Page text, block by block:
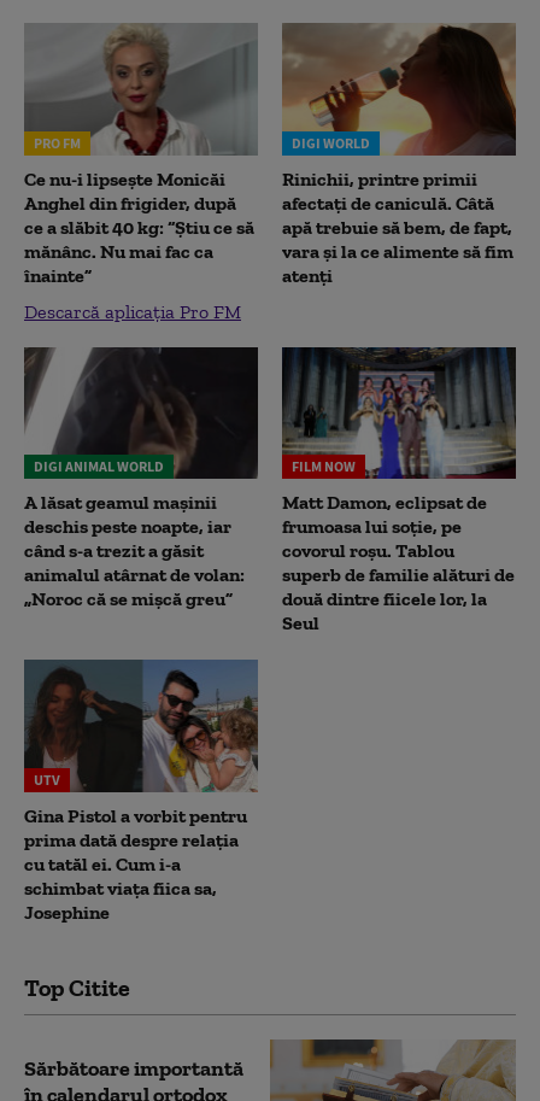
PRO FM
Ce nu-i lipsește Monicăi
Anghel din frigider, după
ce a slăbit 40 kg: “Știu ce să
mănânc. Nu mai fac ca
înainte”
Descarcă aplicația Pro FM
DIGI WORLD
Rinichii, printre primii
afectați de caniculă. Câtă
apă trebuie să bem, de fapt,
vara și la ce alimente să fim
atenți
DIGI ANIMAL WORLD
A lăsat geamul mașinii
deschis peste noapte, iar
când s-a trezit a găsit
animalul atârnat de volan:
„Noroc că se mișcă greu”
FILM NOW
Matt Damon, eclipsat de
frumoasa lui soție, pe
covorul roșu. Tablou
superb de familie alături de
două dintre fiicele lor, la
Seul
UTV
Gina Pistol a vorbit pentru
prima dată despre relația
cu tatăl ei. Cum i-a
schimbat viața fiica sa,
Josephine
Top Citite
Sărbătoare importantă
în calendarul ortodox